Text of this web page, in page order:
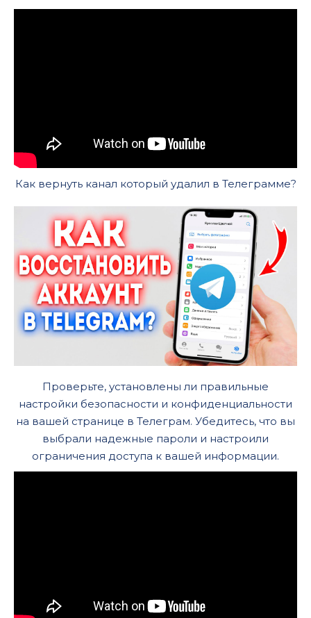
Как вернуть канал который удалил в Телеграмме?
Проверьте, установлены ли правильные
настройки безопасности и конфиденциальности
на вашей странице в Телеграм. Убедитесь, что вы
выбрали надежные пароли и настроили
ограничения доступа к вашей информации.